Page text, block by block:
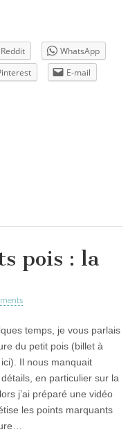
Reddit
WhatsApp
E-mail
pois : la
temps, je vous parlais
du petit pois (billet à
Il nous manquait
en particulier sur la
j’ai préparé une vidéo
les points marquants